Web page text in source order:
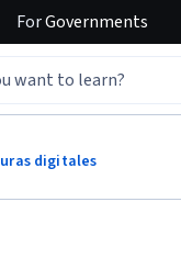
ForGovernments
digitales